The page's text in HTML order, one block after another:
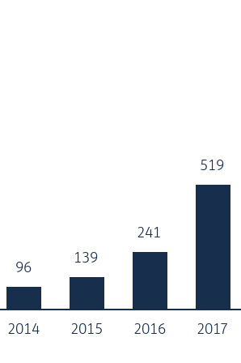
2014 2015 2016 2017
96
96
139
139
241
241
519
519